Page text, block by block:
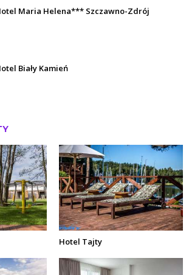
Maria Helena*** Szczawno-Zdrój
Biały Kamień
Hotel Tajty